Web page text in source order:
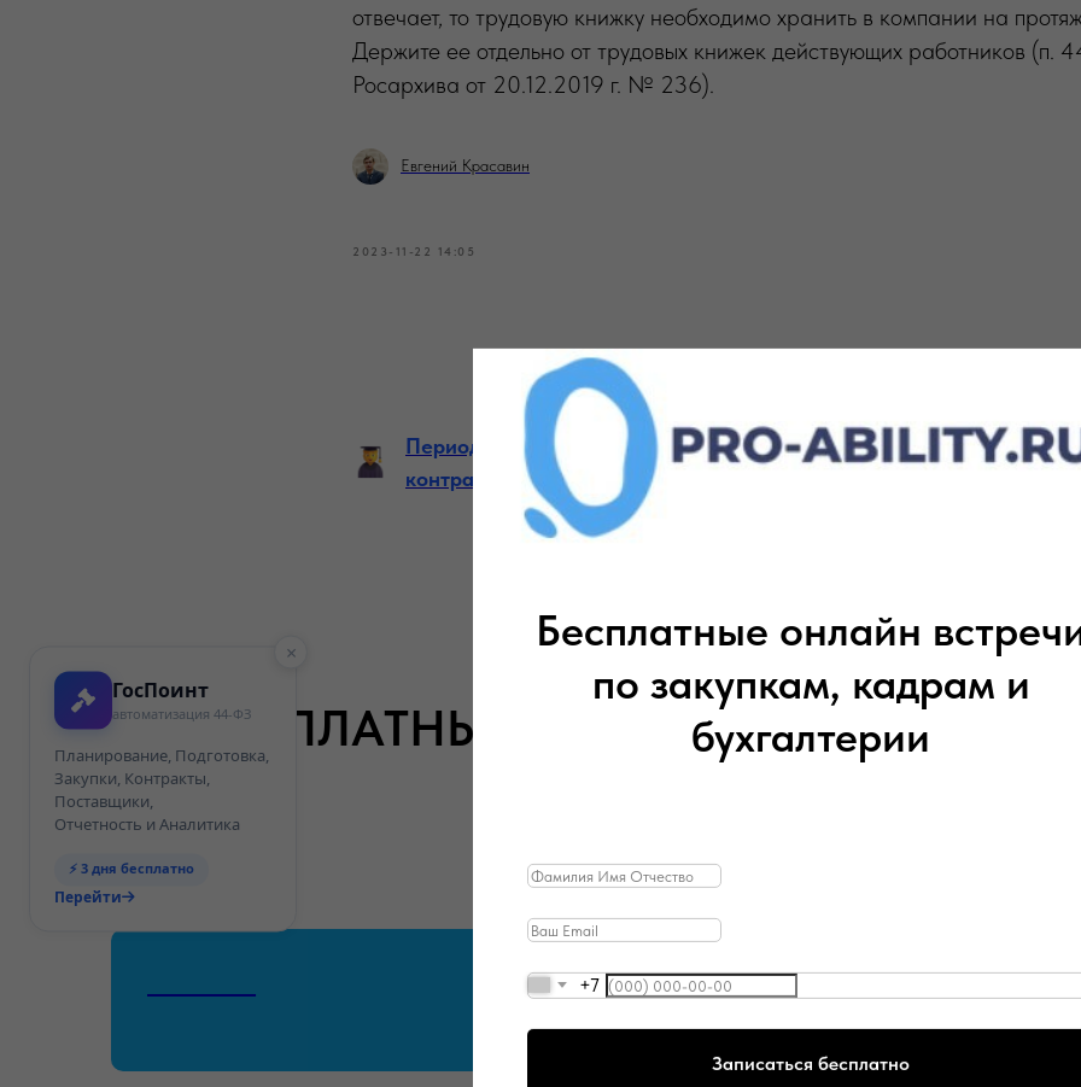
Бесплатные онлайн
по закупкам, кадрам и
бухгалтерии
+7
Записаться бесплатно
отвечает, то трудовую книжку необходимо хранить в компании на
Держите ее отдельно от трудовых книжек действующих работников (п.
Росархива от 20.12.2019 г. № 236).
Евгений Красавин
2023-11-22 14:05
Периодичность повышения квалификации / профпереподготовки
контрактной службы
еще материалы по теме
БЕСПЛАТНЫЕ ОНЛАЙН КУРСЫ
Мини-курс: Как провести
×
ГосПоинт
автоматизация 44-ФЗ
Планирование, Подготовка,
Закупки, Контракты,
Поставщики,
Отчетность и Аналитика
⚡ 3 дня бесплатно
Перейти